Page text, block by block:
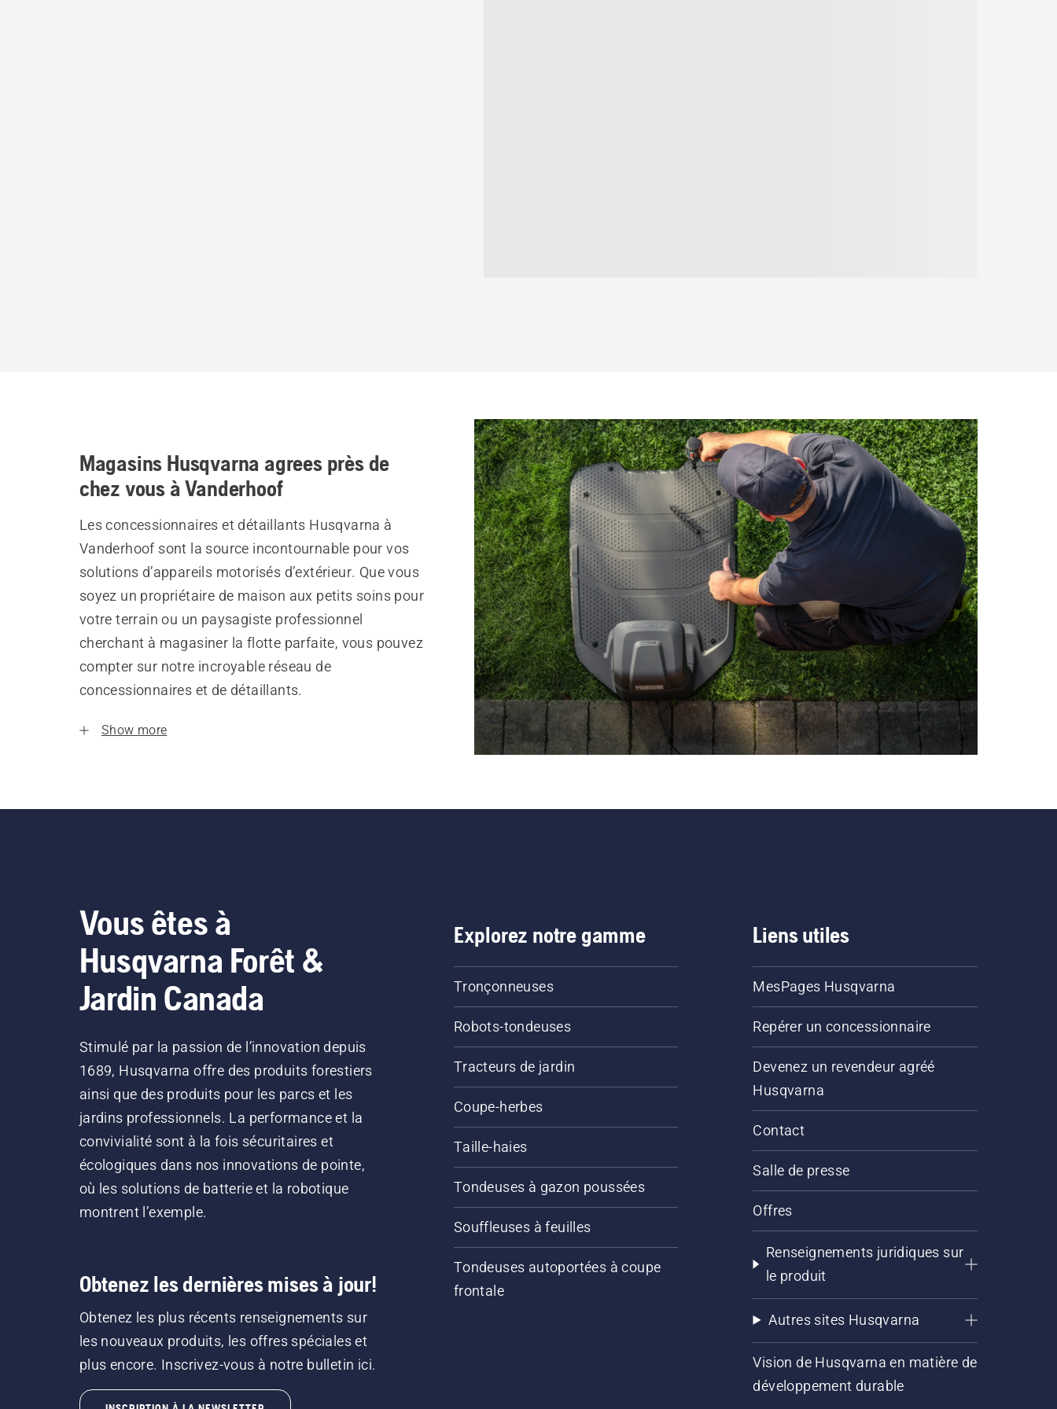
Magasins Husqvarna agrees près de
chez vous à Vanderhoof
Les concessionnaires et détaillants Husqvarna à
Vanderhoof sont la source incontournable pour vos
solutions d’appareils motorisés d’extérieur. Que vous
soyez un propriétaire de maison aux petits soins pour
votre terrain ou un paysagiste professionnel
cherchant à magasiner la flotte parfaite, vous pouvez
compter sur notre incroyable réseau de
concessionnaires et de détaillants.
Show more
Vous êtes à
Husqvarna Forêt &
Jardin Canada
Stimulé par la passion de l’innovation depuis
1689, Husqvarna offre des produits forestiers
ainsi que des produits pour les parcs et les
jardins professionnels. La performance et la
convivialité sont à la fois sécuritaires et
écologiques dans nos innovations de pointe,
où les solutions de batterie et la robotique
montrent l’exemple.
Obtenez les dernières mises à jour!
Obtenez les plus récents renseignements sur
les nouveaux produits, les offres spéciales et
plus encore. Inscrivez-vous à notre bulletin ici.
Explorez notre gamme
Tronçonneuses
Robots-tondeuses
Tracteurs de jardin
Coupe-herbes
Taille-haies
Tondeuses à gazon poussées
Souffleuses à feuilles
Tondeuses autoportées à coupe
frontale
Liens utiles
MesPages Husqvarna
Repérer un concessionnaire
Devenez un revendeur agréé
Husqvarna
Contact
Salle de presse
Offres
Renseignements juridiques sur
le produit
Autres sites Husqvarna
Vision de Husqvarna en matière de
développement durable